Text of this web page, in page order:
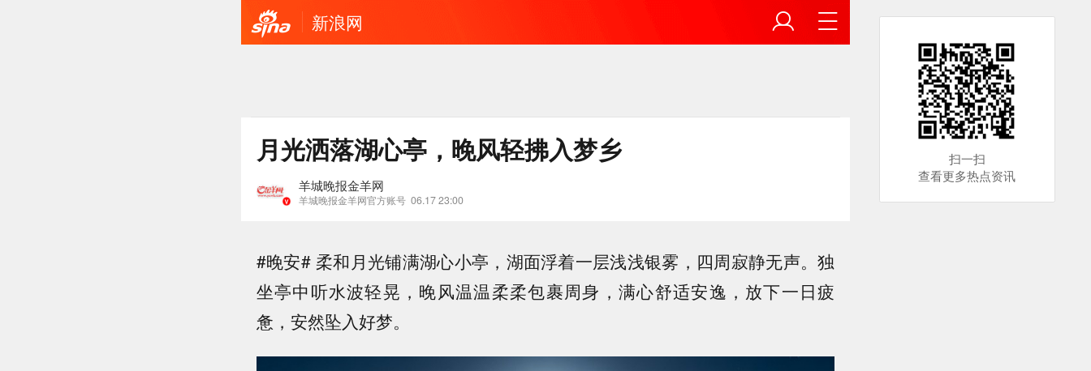
新浪网
月光洒落湖心亭，晚风轻拂入梦乡
羊城晚报金羊网
羊城晚报金羊网官方账号 06.17 23:00
#晚安# 柔和月光铺满湖心小亭，湖面浮着一层浅浅银雾，四周寂静无声。独
坐亭中听水波轻晃，晚风温温柔柔包裹周身，满心舒适安逸，放下一日疲
惫，安然坠入好梦。
扫一扫
查看更多热点资讯